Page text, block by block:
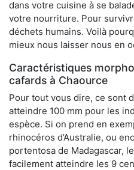
dans votre cuisine à se
votre nourriture. Pour
déchets humains. Voilà
mieux nous laisser nous en
Caractéristiques
cafards à Chaource
Pour tout vous dire, ce sont
atteindre 100 mm pour les
espèce. Si on prend en
rhinocéros d’Australie, ou
portentosa de Madagascar,
facilement atteindre les 9